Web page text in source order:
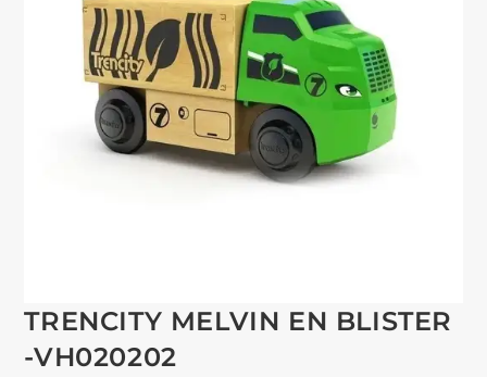
TRENCITY MELVIN EN BLISTER
-VH020202